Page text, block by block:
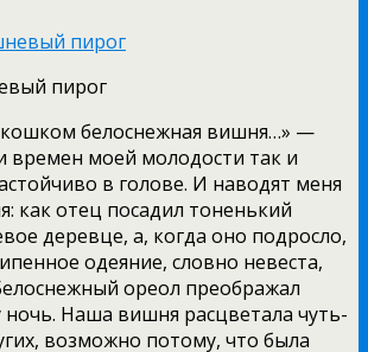
пирог
белоснежная вишня…» —
времен моей молодости так и
в голове. И наводят меня
как отец посадил тоненький
деревце, а, когда оно подросло,
одеяние, словно невеста,
ореол преображал
ночь. Наша вишня расцветала чуть-
возможно потому, что была